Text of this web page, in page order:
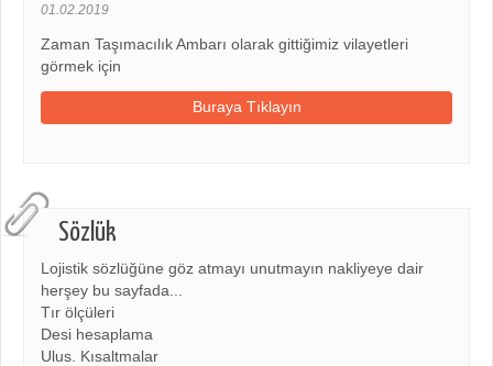
01.02.2019
Zaman Taşımacılık Ambarı olarak gittiğimiz vilayetleri
görmek için
Buraya Tıklayın
Sözlük
Lojistik sözlüğüne göz atmayı unutmayın nakliyeye dair
herşey bu sayfada...
Tır ölçüleri
Desi hesaplama
Ulus. Kısaltmalar